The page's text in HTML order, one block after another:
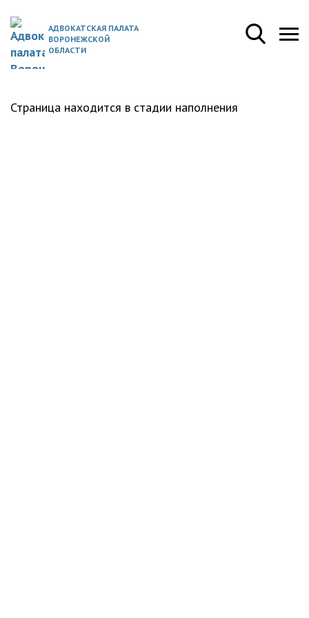
АДВОКАТСКАЯ ПАЛАТА
ВОРОНЕЖСКОЙ
ОБЛАСТИ
Страница находится в стадии наполнения